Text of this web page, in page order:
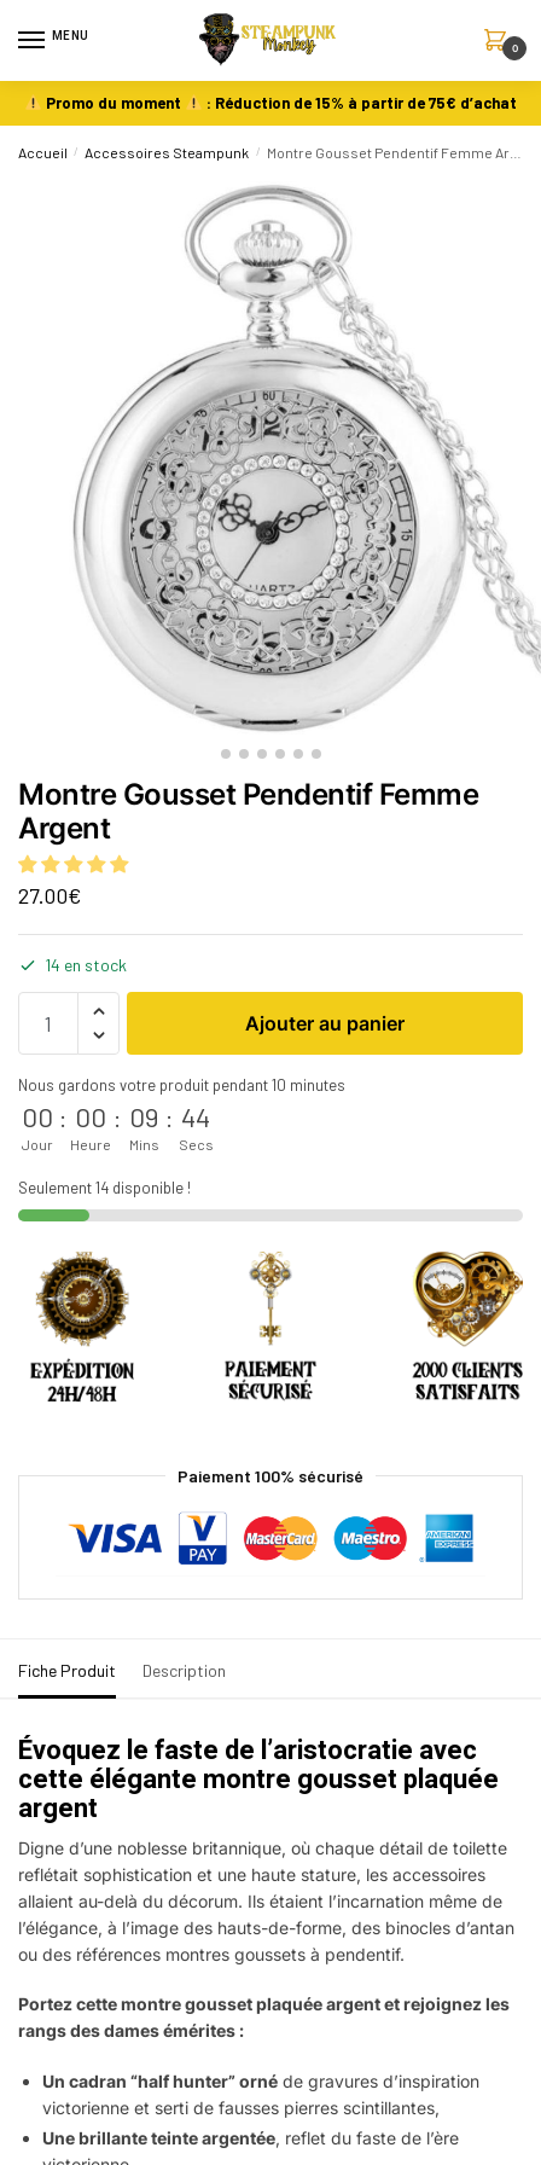
MENU
0
Promo du moment : Réduction de 15% à partir de 75€ d’achat
Accueil / Accessoires Steampunk / Montre Gousset Pendentif Femme Argent
Montre Gousset Pendentif Femme
Argent
27.00€
14 en stock
Ajouter au panier
Nous gardons votre produit pendant 10 minutes
00
Jour
: 00
Heure
: 09
Mins
: 44
Secs
Seulement 14 disponible !
Paiement 100% sécurisé
Fiche Produit Description
Évoquez le faste de l’aristocratie avec
cette élégante montre gousset plaquée
argent
Digne d’une noblesse britannique, où chaque détail de toilette
reflétait sophistication et une haute stature, les accessoires
allaient au-delà du décorum. Ils étaient l’incarnation même de
l’élégance, à l’image des hauts-de-forme, des binocles d’antan
ou des références montres goussets à pendentif.
Portez cette montre gousset plaquée argent et rejoignez les
rangs des dames émérites :
Un cadran “half hunter” orné de gravures d’inspiration
victorienne et serti de fausses pierres scintillantes,
Une brillante teinte argentée, reflet du faste de l’ère